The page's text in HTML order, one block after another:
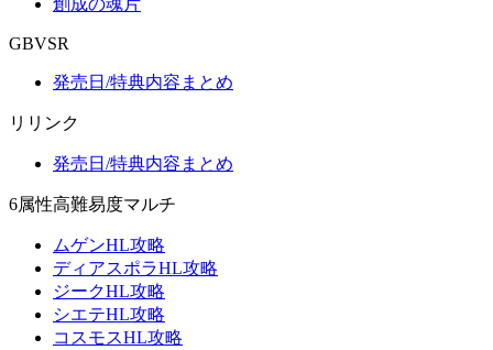
創成の魂片
GBVSR
発売日/特典内容まとめ
リリンク
発売日/特典内容まとめ
6属性高難易度マルチ
ムゲンHL攻略
ディアスポラHL攻略
ジークHL攻略
シエテHL攻略
コスモスHL攻略